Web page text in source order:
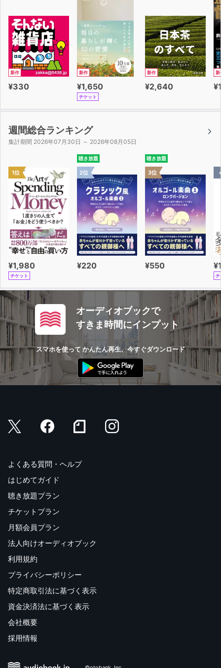
新作
¥330
新作
¥1,650
チケット
新作
¥2,640
新
週間総合ランキング
集計期間 2026年07月30日 ～ 2026年08月05日
1位
¥1,980
チケット
聴き放題
2位
¥220
聴き放題
3位
¥550
チ
オーディオブックで
すきま時間にインプット
スマホを使って かんたん再生、今すぐダウンロード
よくある質問・ヘルプ
はじめてガイド
聴き放題プラン
チケットプラン
月額会員プラン
法人向けオーディオブック
利用規約
プライバシーポリシー
特定商取引法に基づく表示
資金決済法に基づく表示
会社概要
採用情報